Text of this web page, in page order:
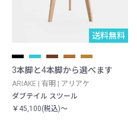
送料無料
3本脚と4本脚から選べます
ARIAKE | 有明 | アリアケ
ダブテイル スツール
￥45,100(税込)～